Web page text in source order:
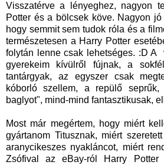
Visszatérve a lényeghez, nagyon
Potter és a bölcsek köve. Nagyon
hogy semmit sem tudok róla és a
természetesen a Harry Potter
folytán lenne csak lehetséges. :D A
gyerekeim kívülről fújnak, a
tantárgyak, az egyszer csak
kóborló szellem, a repülő
baglyot", mind-mind fantasztikusak,
Most már megértem, hogy miért
gyártanom Titusznak, miért
aranycikeszes nyakláncot, miért
Zsófival az eBay-ról Harry Potter